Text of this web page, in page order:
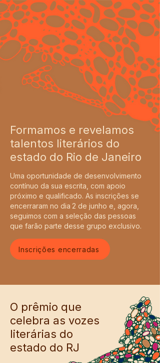
Formamos e revelamos
talentos literários do
estado do Rio de Janeiro
Uma oportunidade de desenvolvimento
contínuo da sua escrita, com apoio
próximo e qualificado. As inscrições se
encerraram no dia 2 de junho e, agora,
seguimos com a seleção das pessoas
que farão parte desse grupo exclusivo.
Inscrições encerradas
O prêmio que
celebra as vozes
literárias do
estado do RJ